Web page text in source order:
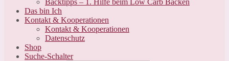
Backtipps – 1. Hilfe beim Low Carb Backen
Das bin Ich
Kontakt & Kooperationen
Kontakt & Kooperationen
Datenschutz
Shop
Suche-Schalter